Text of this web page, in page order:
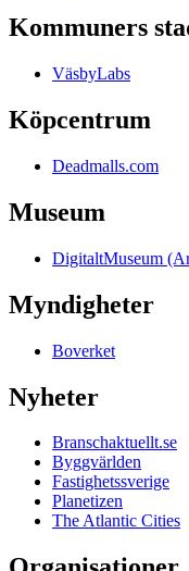
Kommuners
VäsbyLabs
Köpcentrum
Deadmalls.com
Museum
DigitaltMuseum
Myndigheter
Boverket
Nyheter
Branschaktuellt.se
Byggvärlden
Fastighetssverige
Planetizen
The Atlantic Cities